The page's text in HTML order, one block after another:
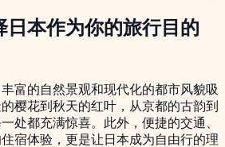
日本作为你的旅行目的
富的自然景观和现代化的都市风貌吸
樱花到秋天的红叶，从京都的古韵到
处都充满惊喜。此外，便捷的交通、
宿体验，更是让日本成为自由行的理